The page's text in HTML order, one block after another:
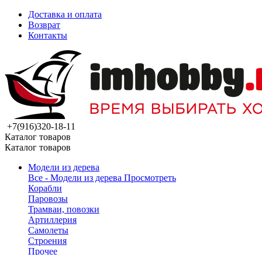
Доставка и оплата
Возврат
Контакты
+7(916)320-18-11
Каталог товаров
Каталог товаров
Модели из дерева
Все - Модели из дерева Просмотреть
Корабли
Паровозы
Трамваи, повозки
Артиллерия
Самолеты
Строения
Прочее